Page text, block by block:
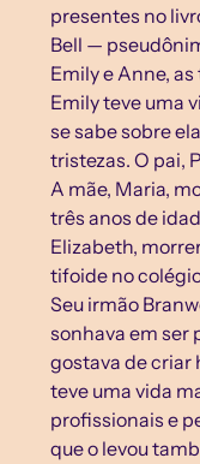
presentes no
Bell —
Emily e Anne,
Emily teve uma
se sabe sobre
tristezas. O pai,
A mãe, Maria,
três anos de
Elizabeth,
tifoide no
Seu irmão
sonhava em ser
gostava de criar
teve uma vida
profissionais e
que o levou